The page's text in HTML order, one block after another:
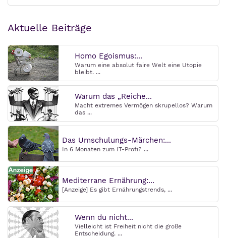
Aktuelle Beiträge
Homo Egoismus:...
Warum eine absolut faire Welt eine Utopie
bleibt. ...
Warum das „Reiche...
Macht extremes Vermögen skrupellos? Warum
das ...
Das Umschulungs-Märchen:...
In 6 Monaten zum IT-Profi? ...
Mediterrane Ernährung:...
[Anzeige] Es gibt Ernährungstrends, ...
Wenn du nicht...
Vielleicht ist Freiheit nicht die große
Entscheidung. ...